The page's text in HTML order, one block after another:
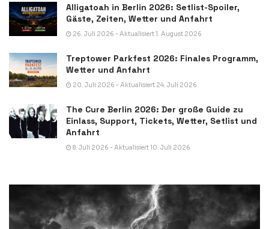
Alligatoah in Berlin 2026: Setlist-Spoiler,
Gäste, Zeiten, Wetter und Anfahrt
26. Juli 2026 - Aktualisiert 1. August 2026
Treptower Parkfest 2026: Finales Programm,
Wetter und Anfahrt
20. Juli 2026 - Aktualisiert 24. Juli 2026
The Cure Berlin 2026: Der große Guide zu
Einlass, Support, Tickets, Wetter, Setlist und
Anfahrt
8. Juli 2026 - Aktualisiert 10. Juli 2026